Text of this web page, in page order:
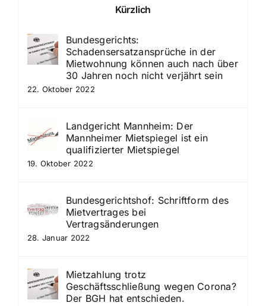
Kürzlich
Bundesgerichts:
Schadensersatzansprüche in der
Mietwohnung können auch nach über
30 Jahren noch nicht verjährt sein
22. Oktober 2022
Landgericht Mannheim: Der
Mannheimer Mietspiegel ist ein
qualifizierter Mietspiegel
19. Oktober 2022
Bundesgerichtshof: Schriftform des
Mietvertrages bei
Vertragsänderungen
28. Januar 2022
Mietzahlung trotz
Geschäftsschließung wegen Corona?
Der BGH hat entschieden.